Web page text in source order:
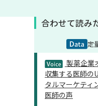
合わせて読み
定
製薬企業
収集する医師の
タルマーケティ
医師の声